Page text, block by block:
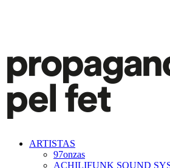
ARTISTAS
97onzas
ACHILIFUNK SOUND